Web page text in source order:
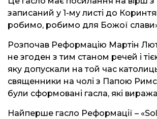
записаний у 1-му листі до
робимо, робимо для Божої
Розпочав Реформацію Мартін
не згоден з тим станом речей і
яку допускали на той час
священники на чолі з Папою
були сформовані гасла, які
Найперше гасло Реформації –